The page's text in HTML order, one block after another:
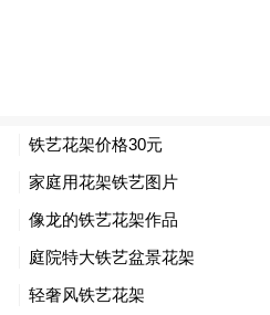
从事专业（有相应的职
一致。考生在报考前应
认定教师资格所在地的
活的港澳台居民报考